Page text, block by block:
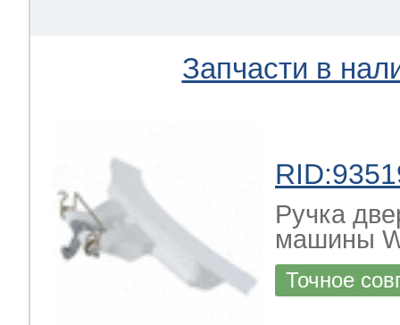
Запчасти в
Ручка
машины
Точное